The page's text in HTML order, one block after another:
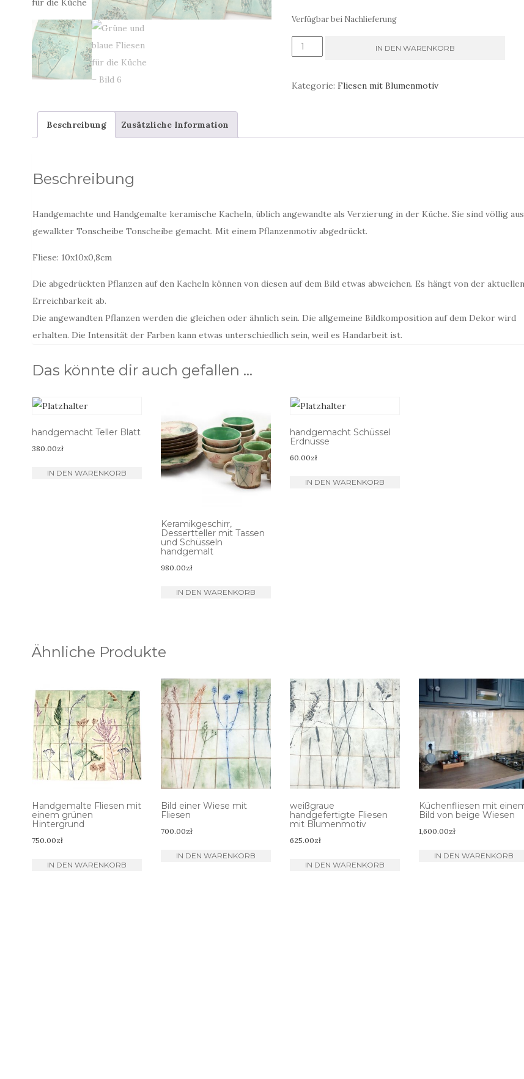
Verfügbar bei Nachlieferung
Grüne
IN DEN WARENKORB
Kategorie: Fliesen mit Blumenmotiv
Beschreibung Zusätzliche Information
Beschreibung
Handgemachte und Handgemalte keramische Kacheln, üblich angewandte als Verzierung in der Küche. Sie sind völlig aus
gewalkter Tonscheibe Tonscheibe gemacht. Mit einem Pflanzenmotiv abgedrückt.
Fliese: 10x10x0,8cm
Die abgedrückten Pflanzen auf den Kacheln können von diesen auf dem Bild etwas abweichen. Es hängt von der aktuellen
Erreichbarkeit ab.
Die angewandten Pflanzen werden die gleichen oder ähnlich sein. Die allgemeine Bildkomposition auf dem Dekor wird
erhalten. Die Intensität der Farben kann etwas unterschiedlich sein, weil es Handarbeit ist.
Das könnte dir auch gefallen …
handgemacht Teller Blatt
380.00zł
IN DEN WARENKORB
Keramikgeschirr,
Dessertteller mit Tassen
und Schüsseln
handgemalt
980.00zł
IN DEN WARENKORB
handgemacht Schüssel
Erdnüsse
60.00zł
IN DEN WARENKORB
Ähnliche Produkte
Handgemalte Fliesen mit
einem grünen
Hintergrund
750.00zł
IN DEN WARENKORB
Bild einer Wiese mit
Fliesen
700.00zł
IN DEN WARENKORB
weißgraue
handgefertigte Fliesen
mit Blumenmotiv
625.00zł
IN DEN WARENKORB
Küchenfliesen mit
Bild von beige Wiesen
1,600.00zł
IN DEN WARENKORB